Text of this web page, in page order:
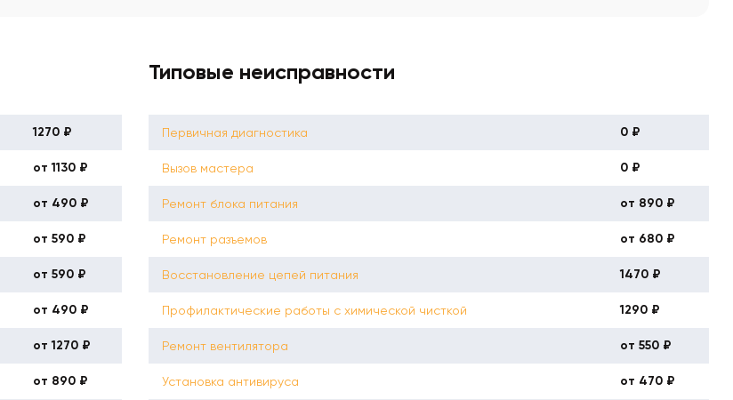
1270 ₽
от 1130 ₽
от 490 ₽
от 590 ₽
от 590 ₽
от 490 ₽
от 1270 ₽
от 890 ₽
Типовые неисправности
Первичная диагностика 0 ₽
Вызов мастера 0 ₽
Ремонт блока питания от 890 ₽
Ремонт разъемов от 680 ₽
Восстановление цепей питания 1470 ₽
Профилактические работы с химической чисткой 1290 ₽
Ремонт вентилятора от 550 ₽
Установка антивируса от 470 ₽